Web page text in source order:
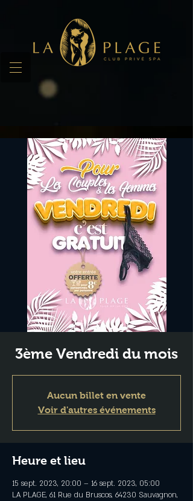
3ème Vendredi du mois
Aucun billet en vente
Voir d'autres événements
Heure et lieu
15 sept. 2023, 20:00 – 16 sept. 2023, 05:00
LA PLAGE, 61 Rue du Bruscos, 64230 Sauvagnon,